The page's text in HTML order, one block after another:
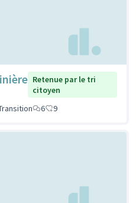
Retenue par le tri
citoyen
6 9